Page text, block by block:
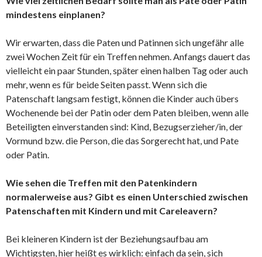
mindestens einplanen?
Wir erwarten, dass die Paten und Patinnen sich ungefähr alle
zwei Wochen Zeit für ein Treffen nehmen. Anfangs dauert das
vielleicht ein paar Stunden, später einen halben Tag oder auch
mehr, wenn es für beide Seiten passt. Wenn sich die
Patenschaft langsam festigt, können die Kinder auch übers
Wochenende bei der Patin oder dem Paten bleiben, wenn alle
Beteiligten einverstanden sind: Kind, Bezugserzieher/in, der
Vormund bzw. die Person, die das Sorgerecht hat, und Pate
oder Patin.
Wie sehen die Treffen mit den Patenkindern
normalerweise aus? Gibt es einen Unterschied zwischen
Patenschaften mit Kindern und mit Careleavern?
Bei kleineren Kindern ist der Beziehungsaufbau am
Wichtigsten, hier heißt es wirklich: einfach da sein, sich